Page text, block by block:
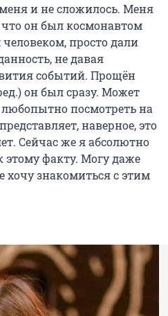
и не сложилось. Меня
он был космонавтом
просто дали
не давая
событий. Прощён
он был сразу. Может
посмотреть на
наверное, это
Сейчас же я абсолютно
этому факту. Могу даже
хочу знакомиться с этим